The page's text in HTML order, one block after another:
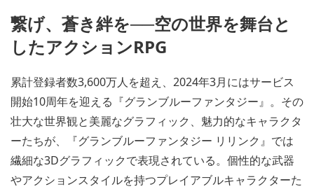
繋げ、蒼き絆を──空の世界を舞台と
したアクションRPG
累計登録者数3,600万人を超え、2024年3月にはサービス
開始10周年を迎える『グランブルーファンタジー』。その
壮大な世界観と美麗なグラフィック、魅力的なキャラクタ
ーたちが、『グランブルーファンタジー リリンク』では
繊細な3Dグラフィックで表現されている。個性的な武器
やアクションスタイルを持つプレイアブルキャラクターた